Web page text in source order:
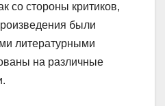
со стороны критиков,
были
литературными
на различные